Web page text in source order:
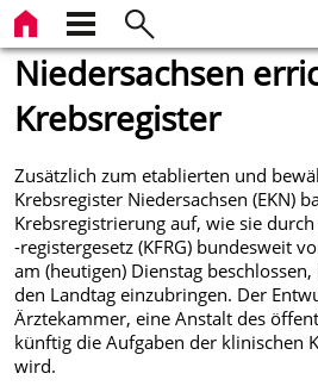
Niedersachsen
Krebsregister
Zusätzlich zum etablierten und
Krebsregister Niedersachsen (EKN)
Krebsregistrierung auf, wie sie
-registergesetz (KFRG) bundesweit
am (heutigen) Dienstag
den Landtag einzubringen. Der
Ärztekammer, eine Anstalt des
künftig die Aufgaben der klinischen
wird.